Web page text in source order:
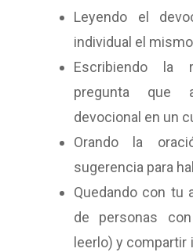
Leyendo el
individual el
Escribiendo la
pregunta que
devocional en un
Orando la
sugerencia para
Quedando con tu
de personas
leerlo) y compartir